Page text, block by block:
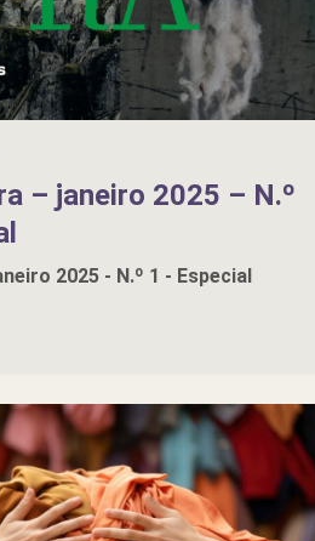
– janeiro 2025 – N.º
2025 - N.º 1 - Especial